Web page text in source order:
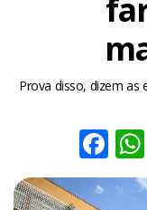
Prova disso, dizem as